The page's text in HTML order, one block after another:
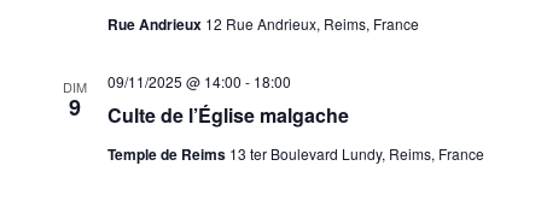
Rue Andrieux 12 Rue Andrieux, Reims, France
DIM
9 Culte de l’Église malgache
09/11/2025 @ 14:00 - 18:00
Temple de Reims 13 ter Boulevard Lundy, Reims, France